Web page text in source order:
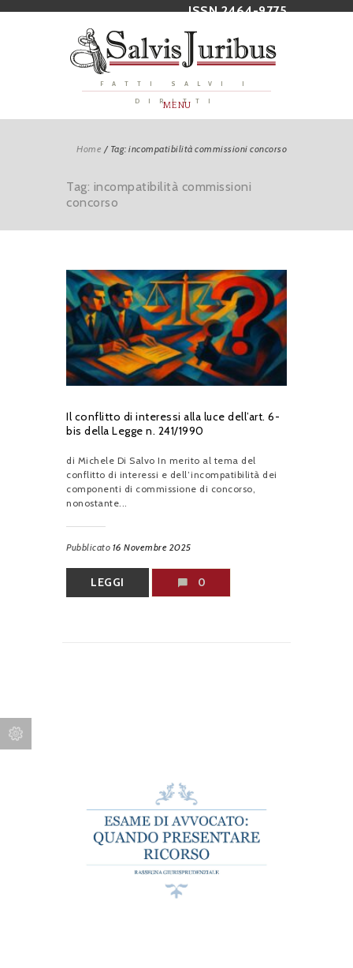
ISSN 2464-9775
FATTI SALVI I
DIRITTI
MENU
Home / Tag: incompatibilità commissioni concorso
Tag: incompatibilità commissioni
concorso
Il conflitto di interessi alla luce dell’art. 6-
bis della Legge n. 241/1990
di Michele Di Salvo In merito al tema del
conflitto di interessi e dell’incompatibilità dei
componenti di commissione di concorso,
nonostante...
Pubblicato 16 Novembre 2025
LEGGI 0